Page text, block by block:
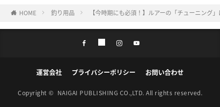
HOME 釣り用品 【今時期にも必須！】ルアーの「チューニング
運営会社 プライバシーポリシー お問い合わせ
Copyright © NAIGAI PUBLISHING CO.,LTD. All rights reserved.